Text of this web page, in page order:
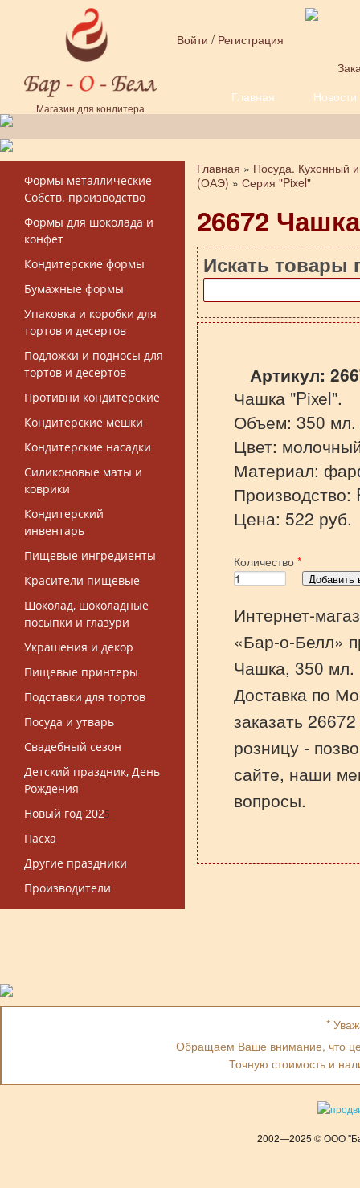
Перейти к основному содержанию
Магазин для кондитера
Войти / Регистрация
Главная
Новости
Форма поиска
Формы металлические
Собств. производство
Формы для шоколада и
конфет
Кондитерские формы
Бумажные формы
Упаковка и коробки для
тортов и десертов
Подложки и подносы для
тортов и десертов
Противни кондитерские
Кондитерские мешки
Кондитерские насадки
Силиконовые маты и
коврики
Кондитерский
инвентарь
Пищевые ингредиенты
Красители пищевые
Шоколад, шоколадные
посыпки и глазури
Украшения и декор
Пищевые принтеры
Подставки для тортов
Посуда и утварь
Свадебный сезон
Детский праздник, День
Рождения
Новый год 2025
Пасха
Другие праздники
Производители
Вы здесь
Главная » Посуда. Кухонный
(ОАЭ) » Серия "Pixel"
26672
Искать товары
Артикул:
Чашка "Pixel".
Объем: 350 мл.
Цвет:
Материал:
Цена: 522 руб.
Количество *
Интернет-
«Бар-о-Белл»
Чашка, 350 мл.
Доставка по
заказать
розницу -
сайте, наши
вопросы.
*
Обращаем Ваше внимание, что
Точную стоимость и
2002—2025 © ООО